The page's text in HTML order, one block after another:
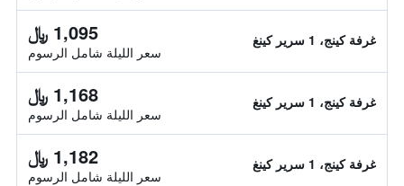
غرفة كينج، 1 سرير كينغ 1,095 ﷼
سعر الليلة شامل الرسوم
غرفة كينج، 1 سرير كينغ 1,168 ﷼
سعر الليلة شامل الرسوم
غرفة كينج، 1 سرير كينغ 1,182 ﷼
سعر الليلة شامل الرسوم